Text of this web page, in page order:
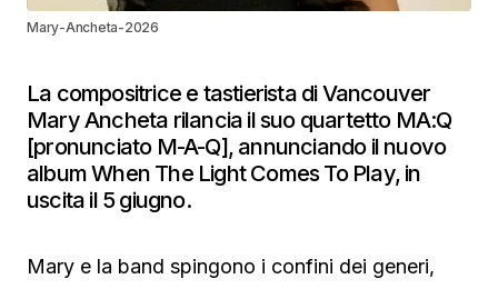
Mary-Ancheta-2026
La compositrice e tastierista di Vancouver
Mary Ancheta rilancia il suo quartetto MA:Q
[pronunciato M-A-Q], annunciando il nuovo
album When The Light Comes To Play, in
uscita il 5 giugno.
Mary e la band spingono i confini dei generi,